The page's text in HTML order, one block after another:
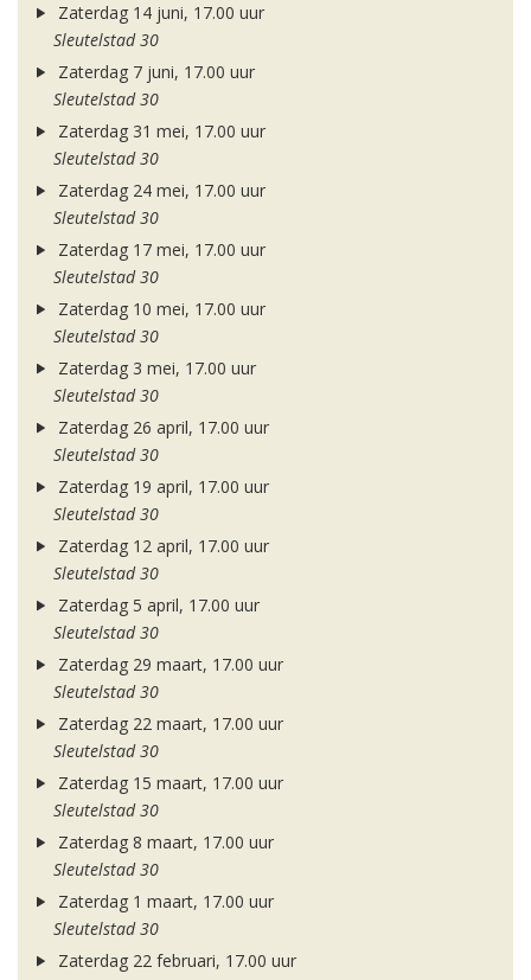
Zaterdag 14 juni, 17.00 uur
Sleutelstad 30
Zaterdag 7 juni, 17.00 uur
Sleutelstad 30
Zaterdag 31 mei, 17.00 uur
Sleutelstad 30
Zaterdag 24 mei, 17.00 uur
Sleutelstad 30
Zaterdag 17 mei, 17.00 uur
Sleutelstad 30
Zaterdag 10 mei, 17.00 uur
Sleutelstad 30
Zaterdag 3 mei, 17.00 uur
Sleutelstad 30
Zaterdag 26 april, 17.00 uur
Sleutelstad 30
Zaterdag 19 april, 17.00 uur
Sleutelstad 30
Zaterdag 12 april, 17.00 uur
Sleutelstad 30
Zaterdag 5 april, 17.00 uur
Sleutelstad 30
Zaterdag 29 maart, 17.00 uur
Sleutelstad 30
Zaterdag 22 maart, 17.00 uur
Sleutelstad 30
Zaterdag 15 maart, 17.00 uur
Sleutelstad 30
Zaterdag 8 maart, 17.00 uur
Sleutelstad 30
Zaterdag 1 maart, 17.00 uur
Sleutelstad 30
Zaterdag 22 februari, 17.00 uur